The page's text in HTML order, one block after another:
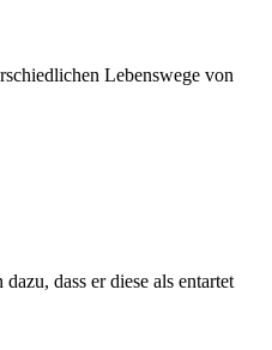
Lebenswege von
dass er diese als entartet